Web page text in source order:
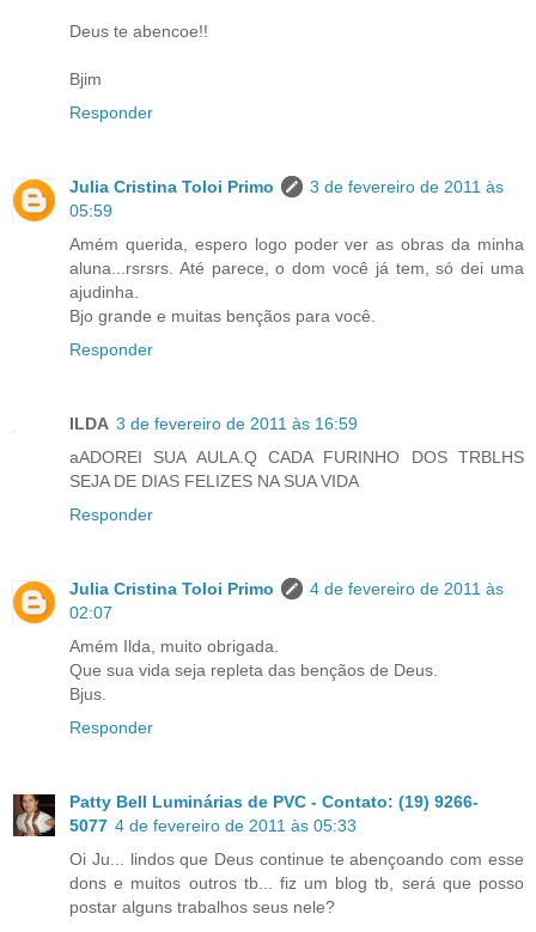
Deus te abencoe!!
Bjim
Responder
Julia Cristina Toloi Primo
3 de fevereiro de 2011 às
05:59
Amém querida, espero logo poder ver as obras da minha
aluna...rsrsrs. Até parece, o dom você já tem, só dei uma
ajudinha.
Bjo grande e muitas bençãos para você.
Responder
ILDA 3 de fevereiro de 2011 às 16:59
aADOREI SUA AULA.Q CADA FURINHO DOS TRBLHS
SEJA DE DIAS FELIZES NA SUA VIDA
Responder
Julia Cristina Toloi Primo
4 de fevereiro de 2011 às
02:07
Amém Ilda, muito obrigada.
Que sua vida seja repleta das bençãos de Deus.
Bjus.
Responder
Patty Bell Luminárias de PVC - Contato: (19) 9266-
5077 4 de fevereiro de 2011 às 05:33
Oi Ju... lindos que Deus continue te abençoando com esse
dons e muitos outros tb... fiz um blog tb, será que posso
postar alguns trabalhos seus nele?